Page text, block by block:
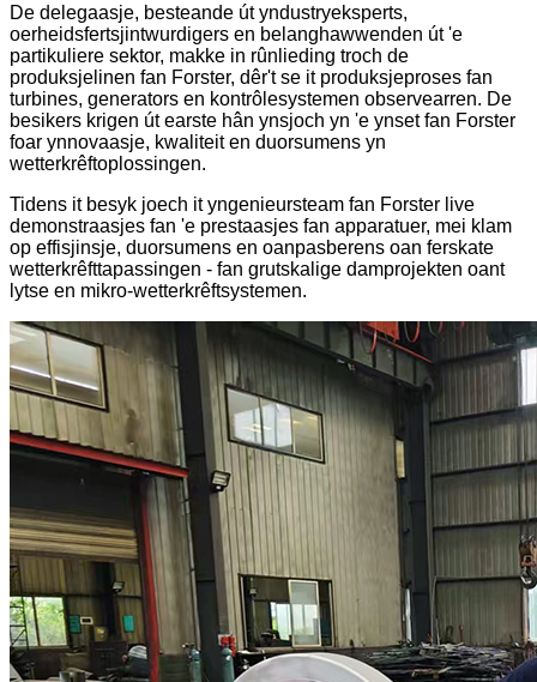
De delegaasje, besteande út yndustryeksperts,
oerheidsfertsjintwurdigers en belanghawwenden út 'e
partikuliere sektor, makke in rûnlieding troch de
produksjelinen fan Forster, dêr't se it produksjeproses fan
turbines, generators en kontrôlesystemen observearren. De
besikers krigen út earste hân ynsjoch yn 'e ynset fan Forster
foar ynnovaasje, kwaliteit en duorsumens yn
wetterkrêftoplossingen.
Tidens it besyk joech it yngenieursteam fan Forster live
demonstraasjes fan 'e prestaasjes fan apparatuer, mei klam
op effisjinsje, duorsumens en oanpasberens oan ferskate
wetterkrêfttapassingen - fan grutskalige damprojekten oant
lytse en mikro-wetterkrêftsystemen.